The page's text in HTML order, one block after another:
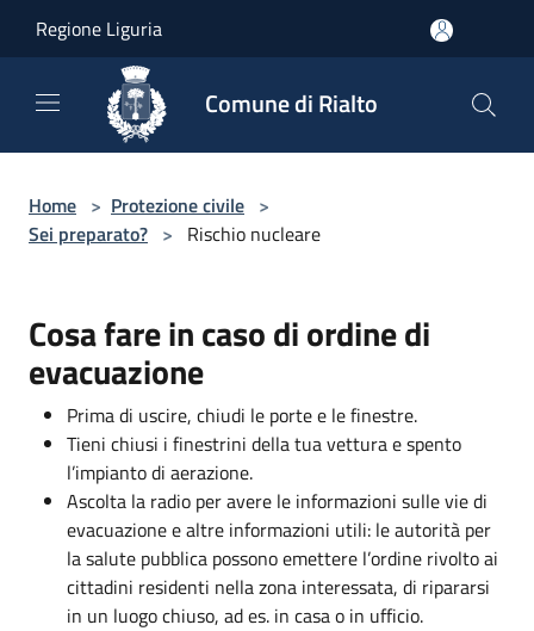
Regione Liguria
Comune di Rialto
Home > Protezione civile >
Sei preparato? > Rischio nucleare
Cosa fare in caso di ordine di
evacuazione
Prima di uscire, chiudi le porte e le finestre.
Tieni chiusi i finestrini della tua vettura e spento
l’impianto di aerazione.
Ascolta la radio per avere le informazioni sulle vie di
evacuazione e altre informazioni utili: le autorità per
la salute pubblica possono emettere l’ordine rivolto ai
cittadini residenti nella zona interessata, di ripararsi
in un luogo chiuso, ad es. in casa o in ufficio.